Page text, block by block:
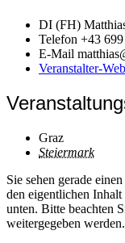
DI (FH)
Telefon +43
E-Mail
Veranstalter-
Graz
Steiermark
Sie sehen gerade
den eigentlichen
unten. Bitte beachten
weitergegeben werden.